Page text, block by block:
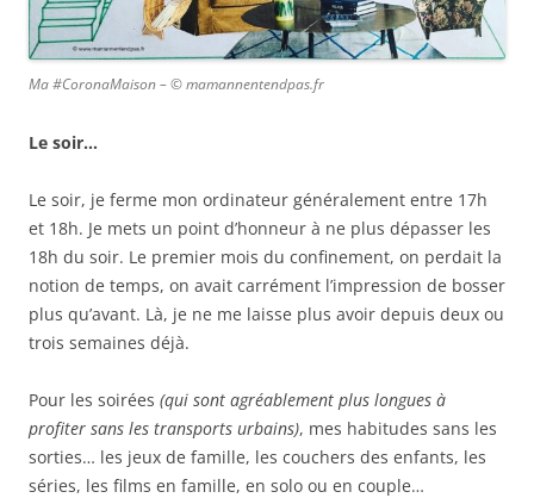
Ma #CoronaMaison – © mamannentendpas.fr
Le soir…
Le soir, je ferme mon ordinateur généralement entre 17h
et 18h. Je mets un point d’honneur à ne plus dépasser les
18h du soir. Le premier mois du confinement, on perdait la
notion de temps, on avait carrément l’impression de bosser
plus qu’avant. Là, je ne me laisse plus avoir depuis deux ou
trois semaines déjà.
Pour les soirées (qui sont agréablement plus longues à
profiter sans les transports urbains), mes habitudes sans les
sorties… les jeux de famille, les couchers des enfants, les
séries, les films en famille, en solo ou en couple…